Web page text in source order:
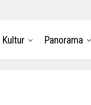
Kultur Panorama